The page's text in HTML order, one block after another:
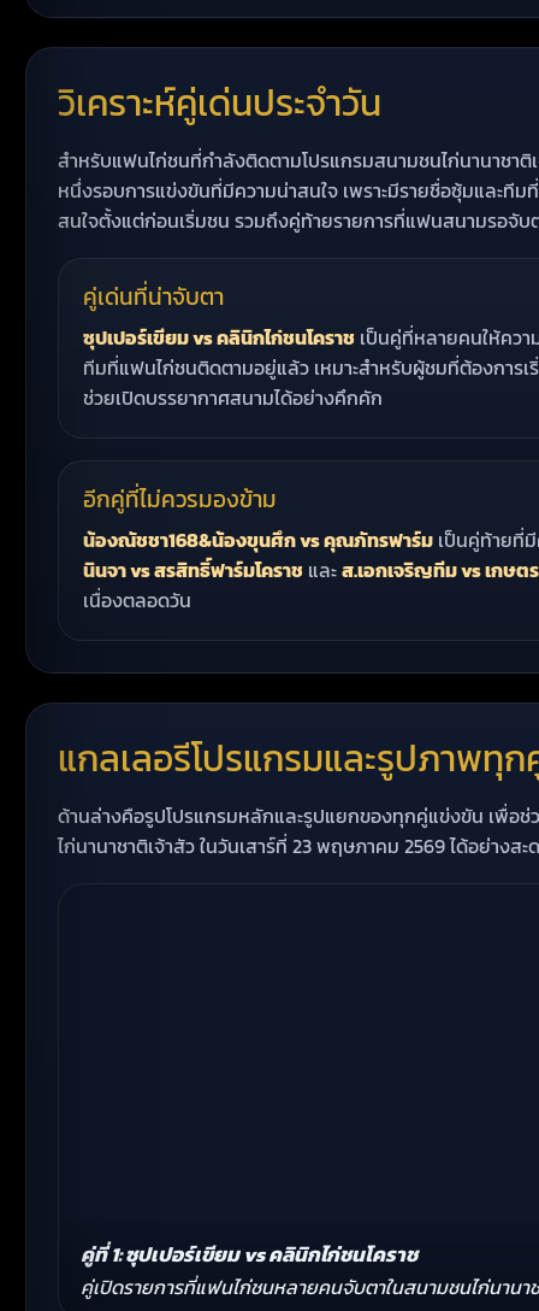
วิเคราะห์คู่เด่นประจำวัน
สำหรับแฟนไก่ชนที่กำลังติดตามโปรแกรมสนามชนไก่นานาชาติ
หนึ่งรอบการแข่งขันที่มีความน่าสนใจ เพราะมีรายชื่อซุ้มและที
สนใจตั้งแต่ก่อนเริ่มชน รวมถึงคู่ท้ายรายการที่แฟนสนามรอจับ
คู่เด่นที่น่าจับตา
ซุปเปอร์เขียม vs คลินิกไก่ชนโคราช เป็นคู่ที่หลายคนให้คว
ทีมที่แฟนไก่ชนติดตามอยู่แล้ว เหมาะสำหรับผู้ชมที่ต้องการ
ช่วยเปิดบรรยากาศสนามได้อย่างคึกคัก
อีกคู่ที่ไม่ควรมองข้าม
น้องณัชชา168&น้องขุนศึก vs คุณภัทรฟาร์ม เป็นคู่ท้ายที่
นินจา vs สรสิทธิ์ฟาร์มโคราช และส.เอกเจริญทีม vs เกษต
เนื่องตลอดวัน
แกลเลอรีโปรแกรมและรูปภาพทุก
ด้านล่างคือรูปโปรแกรมหลักและรูปแยกของทุกคู่แข่งขัน เพื่อ
ไก่นานาชาติเจ้าสัว ในวันเสาร์ที่ 23 พฤษภาคม 2569 ได้อย่างส
คู่ที่ 1: ซุปเปอร์เขียม vs คลินิกไก่ชนโคราช
คู่เปิดรายการที่แฟนไก่ชนหลายคนจับตาในสนามชนไก่นานา